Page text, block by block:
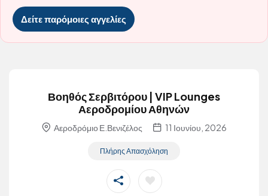
Δείτε παρόμοιες αγγελίες
Βοηθός Σερβιτόρου | VIP Lounges
Αεροδρομίου Αθηνών
Αεροδρόμιο Ε.Βενιζέλος 11 Ιουνίου, 2026
Πλήρης Απασχόληση